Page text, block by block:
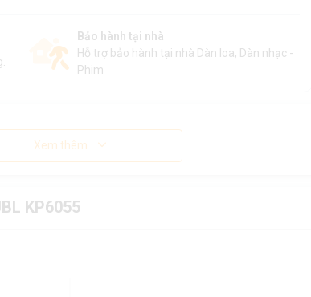
Bảo hành tại nhà
Hỗ trợ bảo hành tại nhà Dàn loa, Dàn nhạc -
Phim
Xem thêm
KP6055